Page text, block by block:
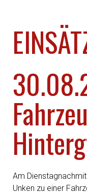
Am
Unken zu einer